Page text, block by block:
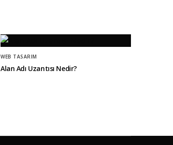
WEB TASARIM
Alan Adı Uzantısı Nedir?